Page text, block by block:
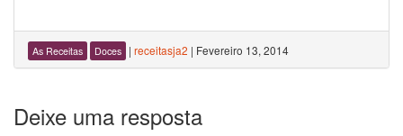
As Receitas Doces | receitasja2 | Fevereiro 13, 2014
Deixe uma resposta